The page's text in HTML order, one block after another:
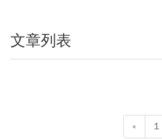
文章列表
« 1